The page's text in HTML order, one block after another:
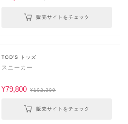
販売サイトをチェック
TOD'S トッズ
スニーカー
¥79,800 ¥102,300
販売サイトをチェック